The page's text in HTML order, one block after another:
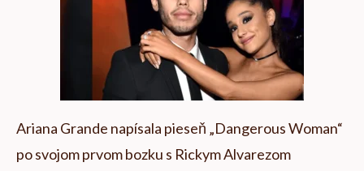
Ariana Grande napísala pieseň „Dangerous Woman“
po svojom prvom bozku s Rickym Alvarezom